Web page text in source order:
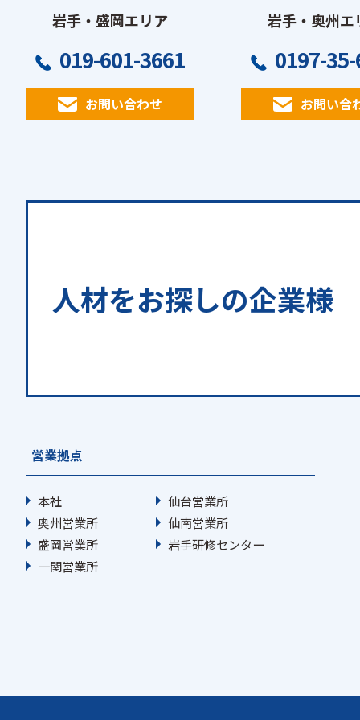
岩手・盛岡エリア
019-601-3661
お問い合わせ
岩手・奥州エ
0197-
お問い合
人材をお探しの企業様
営業拠点
本社
奥州営業所
盛岡営業所
一関営業所
仙台営業所
仙南営業所
岩手研修センター